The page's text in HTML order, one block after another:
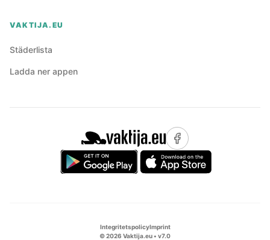
VAKTIJA.EU
Städerlista
Ladda ner appen
IntegritetspolicyImprint
©2026 Vaktija.eu • v7.0